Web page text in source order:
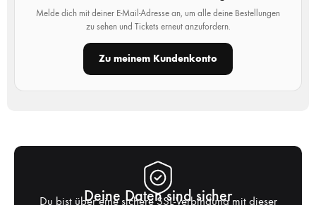
Melde dich mit deiner E-Mail-Adresse an, um alle deine Bestellungen
zu sehen und Tickets erneut anzufordern.
Zu meinem Kundenkonto
Deine Daten sind sicher
Du bist über eine sichere SSL-Verbindung mit dieser